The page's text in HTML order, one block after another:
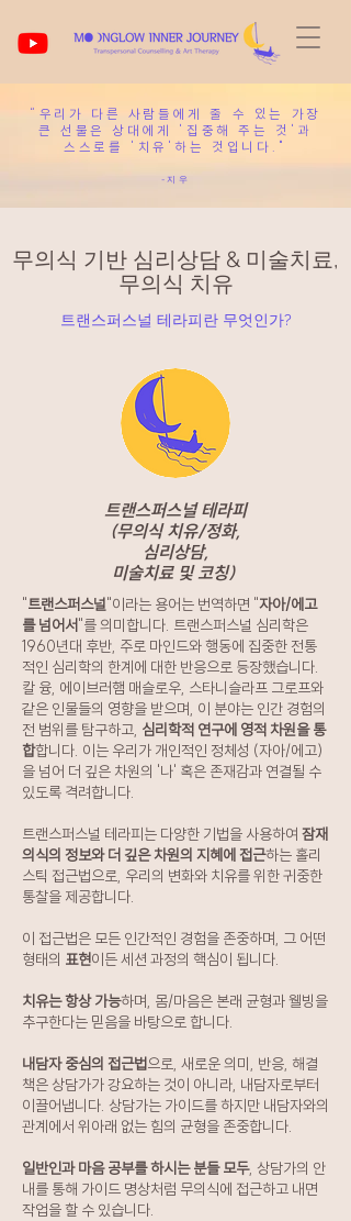
“우리가 다른 사람들에게 줄 수 있는 가장
큰 선물은 상대에게 '집중해 주는 것'과
스스로를 '치유'하는 것입니다."
-지우
무의식 기반 심리상담 & 미술치료,
무의식 치유
트랜스퍼스널 테라피란 무엇인가?
트랜스퍼스널 테라피
(무의식 치유/정화,
심리상담,
미술치료 및 코칭)
"트랜스퍼스널"이라는 용어는 번역하면 "자아/에고
를 넘어서"를 의미합니다. 트랜스퍼스널 심리학은
1960년대 후반, 주로 마인드와 행동에 집중한 전통
적인 심리학의 한계에 대한 반응으로 등장했습니다.
칼 융, 에이브러햄 매슬로우, 스타니슬라프 그로프와
같은 인물들의 영향을 받으며, 이 분야는 인간 경험의
전 범위를 탐구하고, 심리학적 연구에 영적 차원을 통
합합니다. 이는 우리가 개인적인 정체성 (자아/에고)
을 넘어 더 깊은 차원의 '나' 혹은 존재감과 연결될 수
있도록 격려합니다.
트랜스퍼스널 테라피는 다양한 기법을 사용하여 잠재
의식의 정보와 더 깊은 차원의 지혜에 접근하는 홀리
스틱 접근법으로, 우리의 변화와 치유를 위한 귀중한
통찰을 제공합니다.
이 접근법은 모든 인간적인 경험을 존중하며, 그 어떤
형태의 표현이든 세션 과정의 핵심이 됩니다.
치유는 항상 가능하며, 몸/마음은 본래 균형과 웰빙을
추구한다는 믿음을 바탕으로 합니다.
내담자 중심의 접근법으로, 새로운 의미, 반응, 해결
책은 상담가가 강요하는 것이 아니라, 내담자로부터
이끌어냅니다. 상담가는 가이드를 하지만 내담자와의
관계에서 위아래 없는 힘의 균형을 존중합니다.
일반인과 마음 공부를 하시는 분들 모두, 상담가의 안
내를 통해 가이드 명상처럼 무의식에 접근하고 내면
작업을 할 수 있습니다.